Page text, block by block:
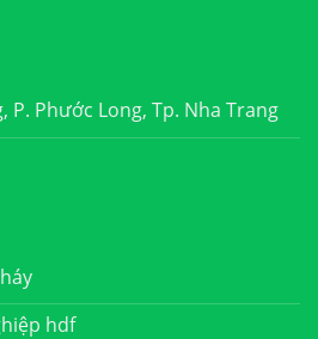
P. Phước Long, Tp. Nha Trang
hdf